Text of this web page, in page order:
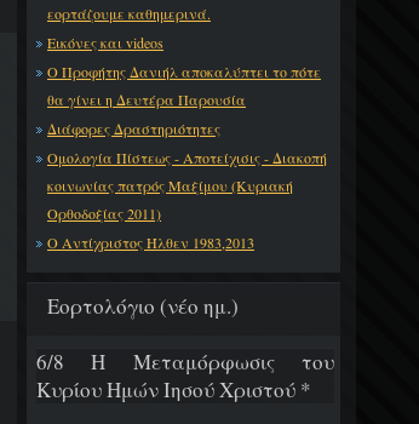
εορτάζουμε καθημερινά.
Εικόνες και videos
Ο Προφήτης Δανιήλ αποκαλύπτει το πότε
θα γίνει η Δευτέρα Παρουσία
Διάφορες Δραστηριότητες
Ομολογία Πίστεως - Αποτείχισις - Διακοπή
κοινωνίας πατρός Μαξίμου (Κυριακή
Ορθοδοξίας 2011)
Ο Αντίχριστος Ήλθεν 1983,2013
Εορτολόγιο (νέο ημ.)
6/8 Η Μεταμόρφωσις του
Κυρίου Ημών Ιησού Χριστού *